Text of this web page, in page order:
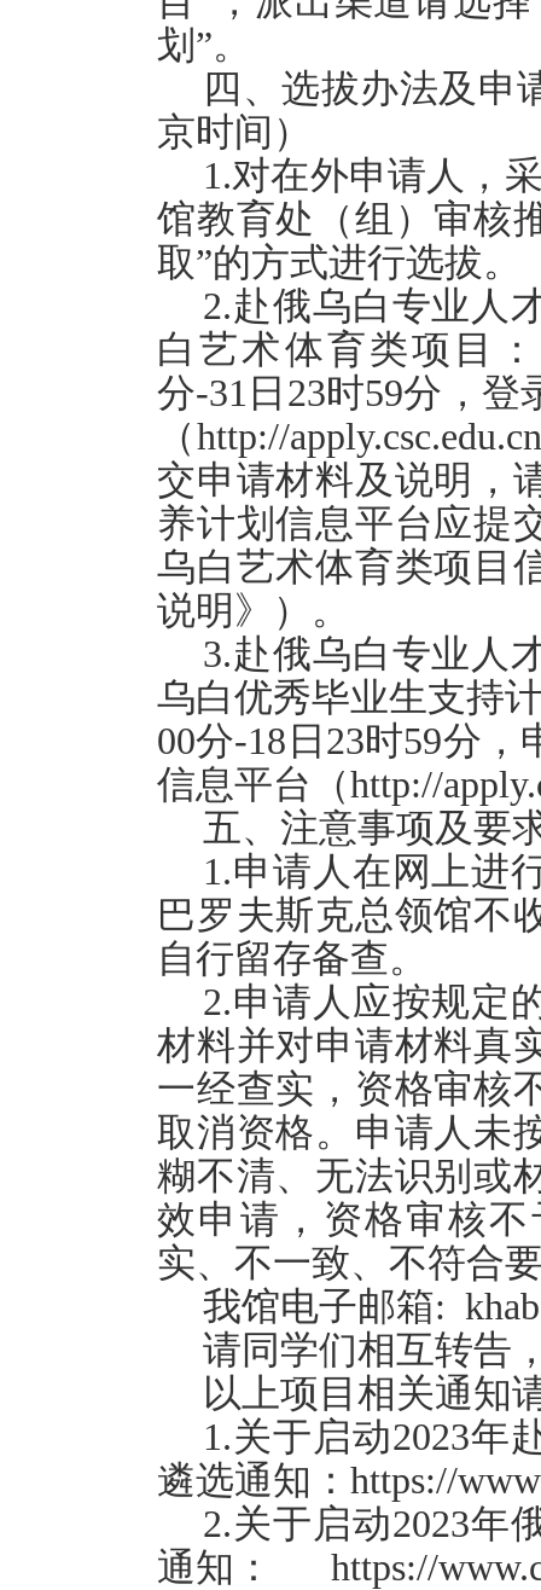
划”。
四、选拔办法及申
京时间）
1.对在外申请人，
馆教育处（组）审核
取”的方式进行选拔。
2.赴俄乌白专业人
白艺术体育类项目
分-31日23时59分，
（http://
交申请材料及说明，
养计划信息平台应提
乌白艺术体育类项目
说明》）。
3.赴俄乌白专业人
乌白优秀毕业生支持
00分-18日23时59分
信息平台（http://
五、注意事项及要
1.申请人在网上进
巴罗夫斯克总领馆不
自行留存备查。
2.申请人应按规定
材料并对申请材料真
一经查实，资格审核
取消资格。申请人未
糊不清、无法识别或
效申请，资格审核
实、不一致、不符合
我馆电子邮箱:
请同学们相互转告
以上项目相关通知
1.关于启动2023年
遴选通知：https://
2.关于启动2023年
通知： https://